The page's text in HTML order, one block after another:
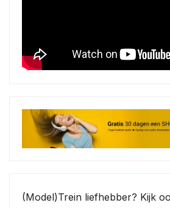
(Model)Trein liefhebber? Kijk